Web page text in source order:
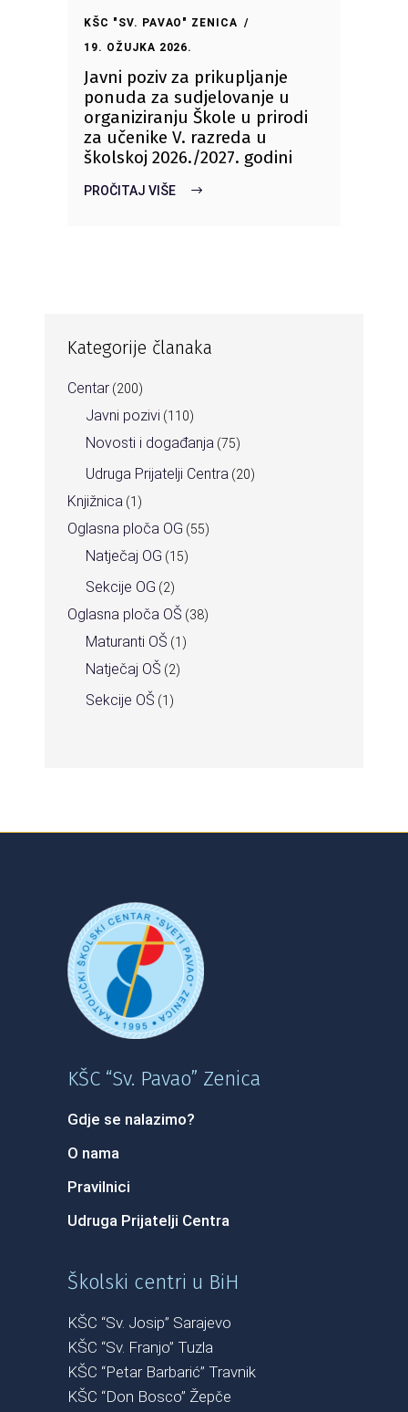
KŠC "SV. PAVAO" ZENICA
19. OŽUJKA 2026.
Javni poziv za prikupljanje
ponuda za sudjelovanje u
organiziranju Škole u prirodi
za učenike V. razreda u
školskoj 2026./2027. godini
PROČITAJ VIŠE
Kategorije članaka
Centar (200)
Javni pozivi (110)
Novosti i događanja (75)
Udruga Prijatelji Centra (20)
Knjižnica (1)
Oglasna ploča OG (55)
Natječaj OG (15)
Sekcije OG (2)
Oglasna ploča OŠ (38)
Maturanti OŠ (1)
Natječaj OŠ (2)
Sekcije OŠ (1)
KŠC “Sv. Pavao” Zenica
Gdje se nalazimo?
O nama
Pravilnici
Udruga Prijatelji Centra
Školski centri u BiH
KŠC “Sv. Josip” Sarajevo
KŠC “Sv. Franjo” Tuzla
KŠC “Petar Barbarić” Travnik
KŠC “Don Bosco” Žepče